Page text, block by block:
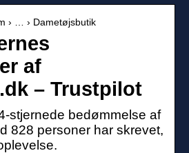
› … › Dametøjsbutik
af
– Trustpilot
stjernede bedømmelse af
828 personer har skrevet,